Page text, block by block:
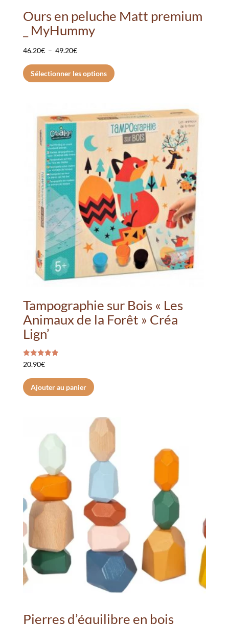
Ours en peluche Matt premium
_ MyHummy
46.20€ – 49.20€Plage
de
prix :
49.20€
Sélectionner les options
produit
variations.
Les
options
peuvent
être
choisies
sur
la
page
du
produit
Tampographie sur Bois « Les
Animaux de la Forêt » Créa
Lign’
Note
5.00
20.90€
Ajouter au panier
Pierres d’équilibre en bois